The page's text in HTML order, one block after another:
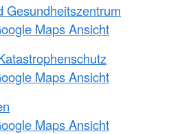
Gesundheitszentrum
Maps Ansicht
Maps Ansicht
Maps Ansicht